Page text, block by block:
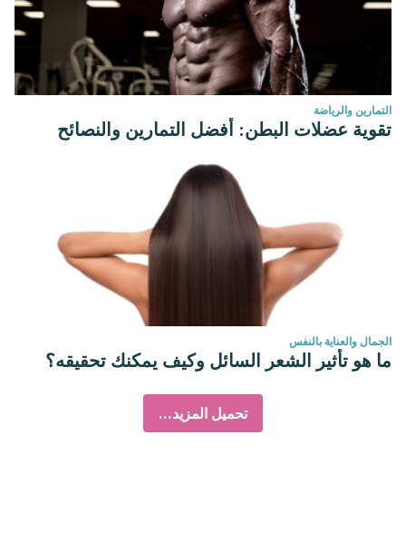
التمارين والرياضة
تقوية عضلات البطن: أفضل التمارين والنصائح
الجمال والعناية بالنفس
ما هو تأثير الشعر السائل وكيف يمكنك تحقيقه؟
تحميل المزيد...